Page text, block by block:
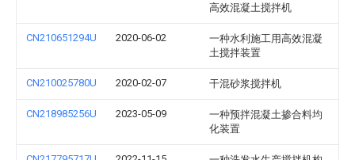
高效混凝土搅拌机
CN210651294U 2020-06-02
一种水利施工用高效混凝
土搅拌装置
CN210025780U 2020-02-07 干混砂浆搅拌机
CN218985256U 2023-05-09
一种预拌混凝土掺合料均
化装置